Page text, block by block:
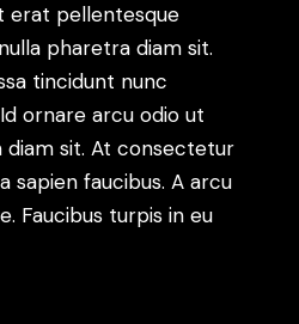
erat pellentesque
pharetra diam sit.
tincidunt nunc
ornare arcu odio ut
diam sit. At consectetur
sapien faucibus. A arcu
Faucibus turpis in eu